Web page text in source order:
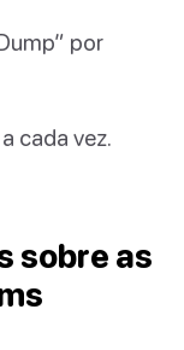
por
cada vez.
sobre as